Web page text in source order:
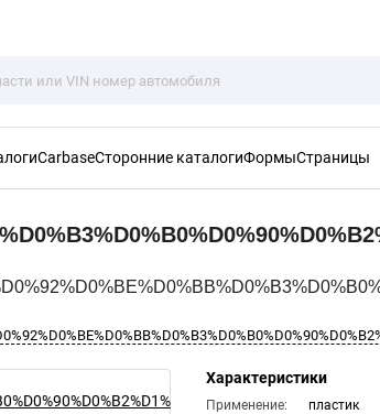
CarbaseСторонние каталогиФормыСтраницы
Характеристики
Применение:
пластик